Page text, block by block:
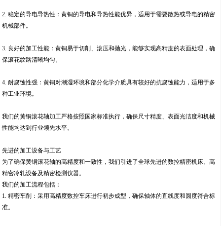
2. 稳定的导电导热性：黄铜的导电和导热性能优异，适用于需要散热或导电的精密
机械部件。
3. 良好的加工性能：黄铜易于切削、滚压和抛光，能够实现高精度的表面处理，确
保滚花纹路清晰均匀。
4. 耐腐蚀性强：黄铜对潮湿环境和部分化学介质具有较好的抗腐蚀能力，适用于多
种工业环境。
我们的黄铜滚花轴加工严格按照国家标准执行，确保尺寸精度、表面光洁度和机械
性能均达到行业领先水平。
先进的加工设备与工艺
为了确保黄铜滚花轴的高精度和一致性，我们引进了全球先进的数控精密机床、高
精密冷轧设备及精密检测仪器。
我们的加工流程包括：
1. 精密车削：采用高精度数控车床进行初步成型，确保轴体的直线度和圆度符合标
准。